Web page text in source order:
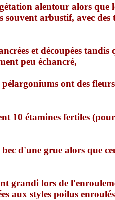
alentour alors que
arbustif, avec des
et découpées tandis
peu échancré,
ont des
10 étamines fertiles
d'une grue alors que
grandi lors de
aux styles poilus